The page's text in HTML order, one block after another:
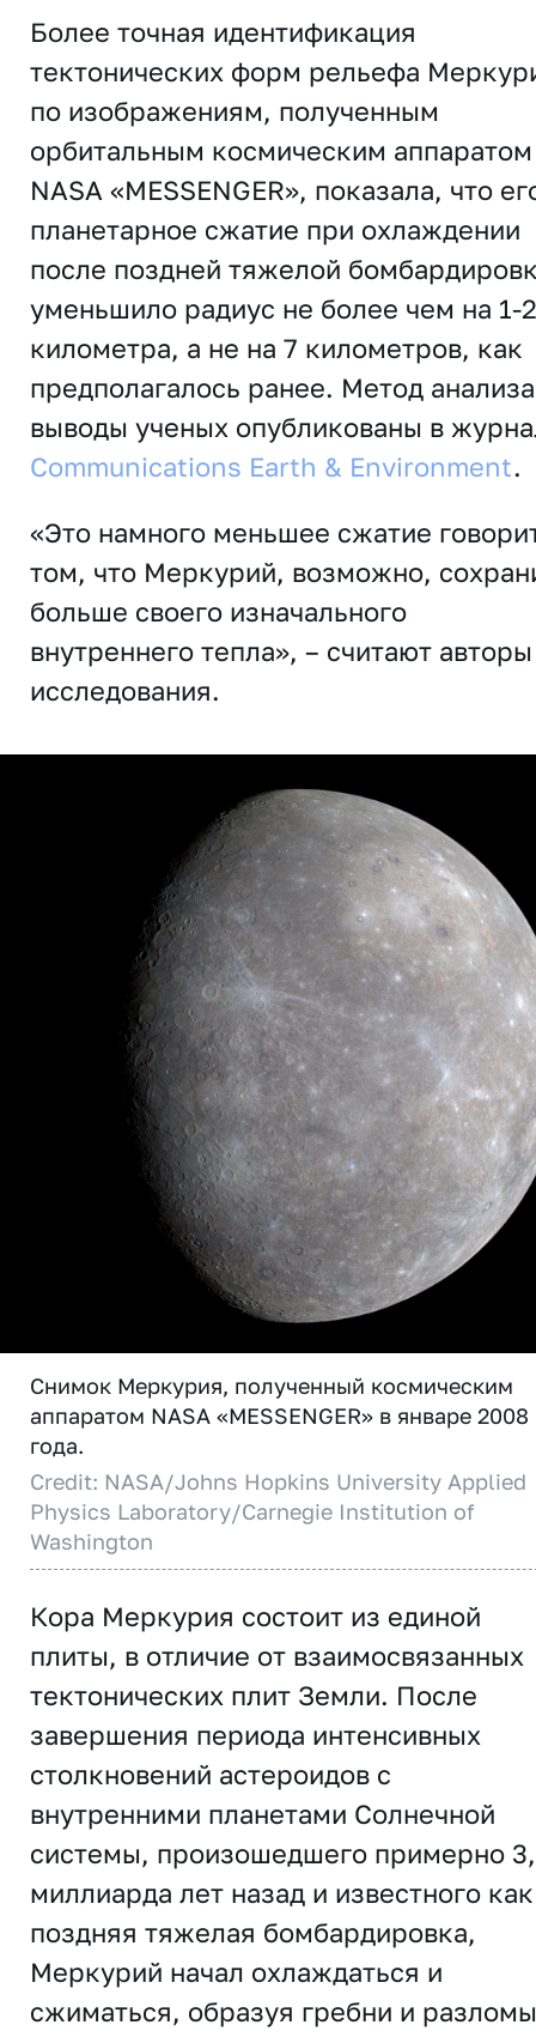
Более точная идентификация
тектонических форм рельефа
по изображениям, полученным
орбитальным космическим аппаратом
NASA «MESSENGER», показала, что
планетарное сжатие при охлаждении
после поздней тяжелой
уменьшило радиус не более чем на 1-2
километра, а не на 7 километров, как
предполагалось ранее. Метод
выводы ученых опубликованы в
Communications Earth & Environment.
«Это намного меньшее сжатие
том, что Меркурий, возможно,
больше своего изначального
внутреннего тепла», – считают авторы
исследования.
Снимок Меркурия, полученный космическим
аппаратом NASA «MESSENGER» в январе 2008
года.
Credit: NASA/Johns Hopkins University Applied
Physics Laboratory/Carnegie Institution of
Washington
Кора Меркурия состоит из единой
плиты, в отличие от взаимосвязанных
тектонических плит Земли. После
завершения периода интенсивных
столкновений астероидов с
внутренними планетами Солнечной
системы, произошедшего примерно
миллиарда лет назад и известного как
поздняя тяжелая бомбардировка,
Меркурий начал охлаждаться и
сжиматься, образуя гребни и разломы